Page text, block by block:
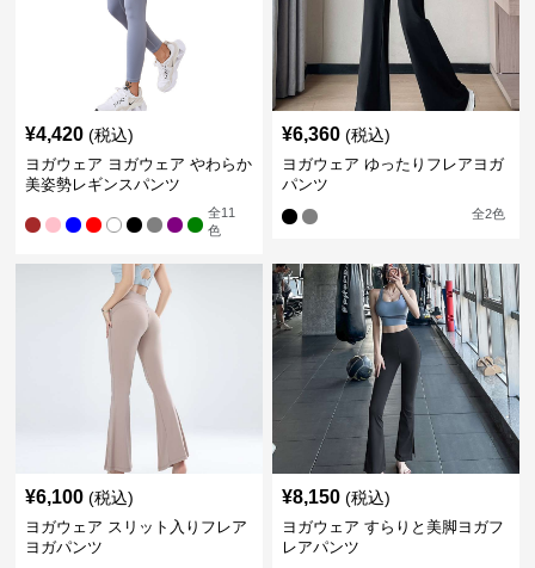
¥4,420 (税込)
ヨガウェア ヨガウェア やわらか
美姿勢レギンスパンツ
全11
色
¥6,360 (税込)
ヨガウェア ゆったりフレアヨガ
パンツ
全2色
¥6,100 (税込)
ヨガウェア スリット入りフレア
ヨガパンツ
¥8,150 (税込)
ヨガウェア すらりと美脚ヨガフ
レアパンツ